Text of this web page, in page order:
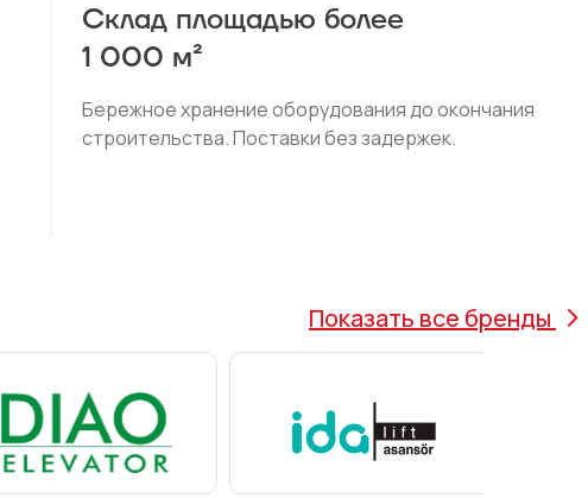
Склад площадью более
1 000 м²
Бережное хранение оборудования до окончания
строительства. Поставки без задержек.
Показать все бренды